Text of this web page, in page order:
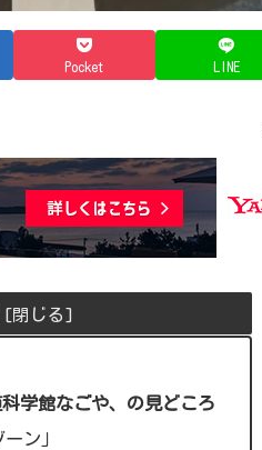
Pocket LINE
学館なごや、の見どころ
ン」